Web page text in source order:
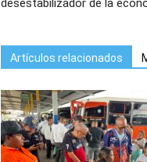
desestabilizador de la
Artículos relacionados